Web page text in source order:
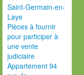
Saint-Germain-en-
Laye
Pièces à fournir
pour participer à
une vente
judiciaire
Appartement 94